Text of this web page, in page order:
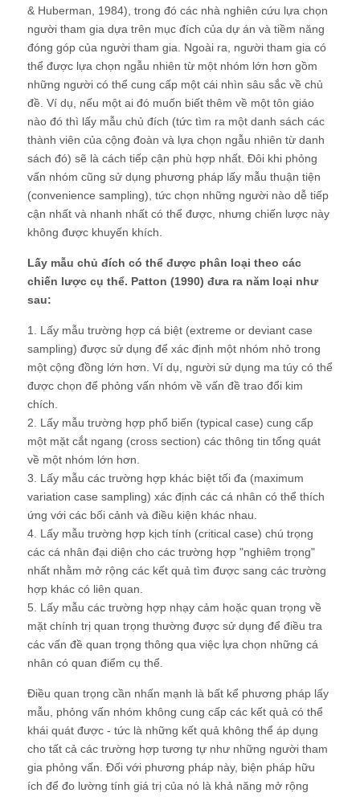
& Huberman, 1984), trong đó các nhà nghiên cứu lựa chọn
người tham gia dựa trên mục đích của dự án và tiềm năng
đóng góp của người tham gia. Ngoài ra, người tham gia có
thể được lựa chọn ngẫu nhiên từ một nhóm lớn hơn gồm
những người có thể cung cấp một cái nhìn sâu sắc về chủ
đề. Ví dụ, nếu một ai đó muốn biết thêm về một tôn giáo
nào đó thì lấy mẫu chủ đích (tức tìm ra một danh sách các
thành viên của cộng đoàn và lựa chọn ngẫu nhiên từ danh
sách đó) sẽ là cách tiếp cận phù hợp nhất. Đôi khi phỏng
vấn nhóm cũng sử dụng phương pháp lấy mẫu thuận tiện
(convenience sampling), tức chọn những người nào dễ tiếp
cận nhất và nhanh nhất có thể được, nhưng chiến lược này
không được khuyến khích.
Lấy mẫu chủ đích có thể được phân loại theo các
chiến lược cụ thể. Patton (1990) đưa ra năm loại như
sau:
1. Lấy mẫu trường hợp cá biệt (extreme or deviant case
sampling) được sử dụng để xác định một nhóm nhỏ trong
một cộng đồng lớn hơn. Ví dụ, người sử dụng ma túy có thể
được chọn để phỏng vấn nhóm về vấn đề trao đổi kim
chích.
2. Lấy mẫu trường hợp phổ biến (typical case) cung cấp
một mặt cắt ngang (cross section) các thông tin tổng quát
về một nhóm lớn hơn.
3. Lấy mẫu các trường hợp khác biệt tối đa (maximum
variation case sampling) xác định các cá nhân có thể thích
ứng với các bối cảnh và điều kiện khác nhau.
4. Lấy mẫu trường hợp kịch tính (critical case) chú trọng
các cá nhân đại diện cho các trường hợp "nghiêm trọng"
nhất nhằm mở rộng các kết quả tìm được sang các trường
hợp khác có liên quan.
5. Lấy mẫu các trường hợp nhạy cảm hoặc quan trọng về
mặt chính trị quan trọng thường được sử dụng để điều tra
các vấn đề quan trọng thông qua việc lựa chọn những cá
nhân có quan điểm cụ thể.
Điều quan trọng cần nhấn mạnh là bất kể phương pháp lấy
mẫu, phỏng vấn nhóm không cung cấp các kết quả có thể
khái quát được - tức là những kết quả không thể áp dụng
cho tất cả các trường hợp tương tự như những người tham
gia phỏng vấn. Đối với phương pháp này, biện pháp hữu
ích để đo lường tính giá trị của nó là khả năng mở rộng